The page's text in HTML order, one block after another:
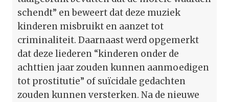
schendt” en beweert dat deze muziek
kinderen misbruikt en aanzet tot
criminaliteit. Daarnaast werd opgemerkt
dat deze liederen “kinderen onder de
achttien jaar zouden kunnen aanmoedigen
tot prostitutie” of suïcidale gedachten
zouden kunnen versterken. Na de nieuwe